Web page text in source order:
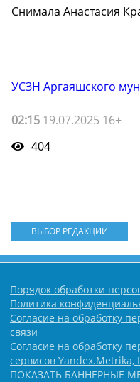
Снимала Анастасия
УСЗН Аргаяшского
02:15 19.07.2025 16+
404
ВЫБОР РЕДАКЦИИ
Порядок обработки
Политика
Согласие на обработку
связи
Согласие на обработку
сервисов
ПОКАЗАТЬ БАННЕРНЫЕ